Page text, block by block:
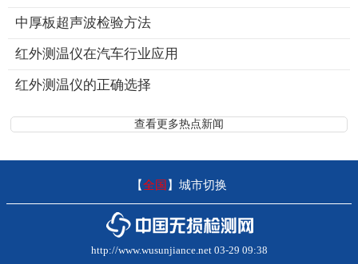
中厚板超声波检验方法
红外测温仪在汽车行业应用
红外测温仪的正确选择
查看更多热点新闻
【全国】 城市切换
http://www.wusunjiance.net 03-29 09:38